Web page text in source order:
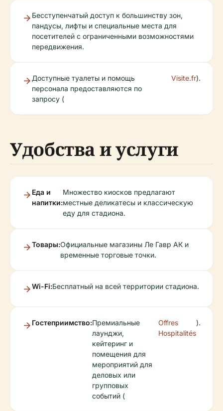
Бесступенчатый доступ к большинству зон,
пандусы, лифты и специальные места для
посетителей с ограниченными возможностями
передвижения.
Доступные туалеты и помощь
персонала предоставляются по
запросу (
Visite.fr).
Удобства и услуги
Еда и
напитки:
Множество киосков предлагают
местные деликатесы и классическую
еду для стадиона.
Товары:Официальные магазины Ле Гавр АК и
временные торговые точки.
Wi-Fi:Бесплатный на всей территории стадиона.
Гостеприимство:Премиальные
лаунджи,
кейтеринг и
помещения для
мероприятий для
деловых или
групповых
событий (
Offres
Hospitalités
).